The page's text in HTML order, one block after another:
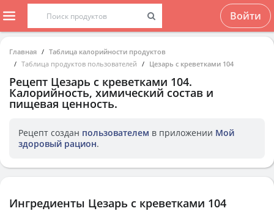
Войти
Главная
Таблица калорийности продуктов
Таблица продуктов пользователей
Цезарь с креветками 104
Рецепт Цезарь с креветками 104.
Калорийность, химический состав и
пищевая ценность.
Рецепт создан пользователем в приложении Мой
здоровый рацион.
Ингредиенты Цезарь с креветками 104